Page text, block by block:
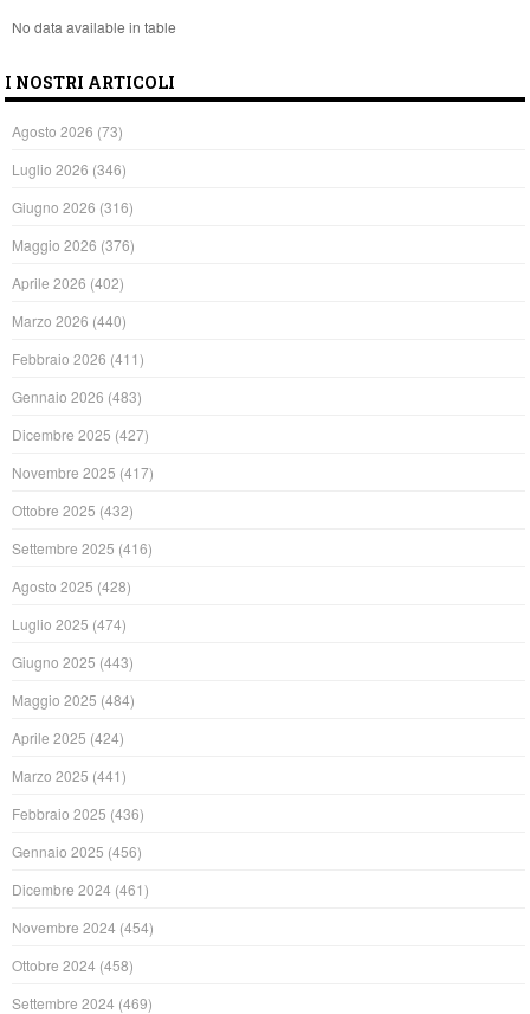
No data available in table
I NOSTRI ARTICOLI
Agosto 2026 (73)
Luglio 2026 (346)
Giugno 2026 (316)
Maggio 2026 (376)
Aprile 2026 (402)
Marzo 2026 (440)
Febbraio 2026 (411)
Gennaio 2026 (483)
Dicembre 2025 (427)
Novembre 2025 (417)
Ottobre 2025 (432)
Settembre 2025 (416)
Agosto 2025 (428)
Luglio 2025 (474)
Giugno 2025 (443)
Maggio 2025 (484)
Aprile 2025 (424)
Marzo 2025 (441)
Febbraio 2025 (436)
Gennaio 2025 (456)
Dicembre 2024 (461)
Novembre 2024 (454)
Ottobre 2024 (458)
Settembre 2024 (469)